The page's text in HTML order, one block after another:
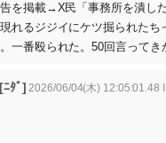
を掲載→X民「事務所を潰し
れるジジイにケツ掘られた
一番殴られた。50回言って
ﾀﾞ] 2026/06/04(木) 12:05:01.48